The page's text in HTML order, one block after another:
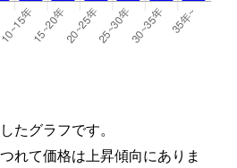
たグラフです。
れて価格は上昇傾向にありま